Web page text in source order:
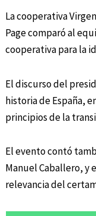
La cooperativa
Page comparó al
cooperativa para la
El discurso del
historia de España,
principios de la
El evento contó
Manuel Caballero, y
relevancia del